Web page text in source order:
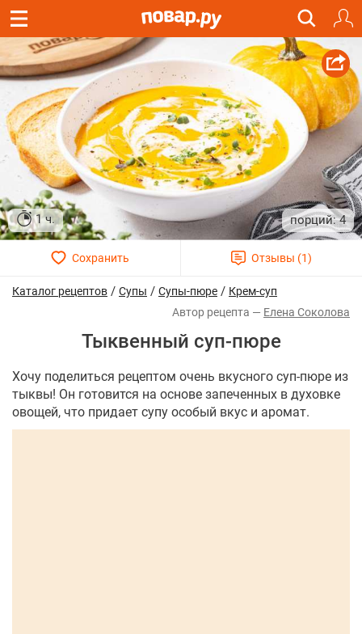
1 ч. 4
Каталог рецептов / Супы / Супы-пюре / Крем-суп
Елена Соколова
Тыквенный суп-пюре
Хочу поделиться рецептом очень вкусного суп-пюре из
тыквы! Он готовится на основе запеченных в духовке
овощей, что придает супу особый вкус и аромат.